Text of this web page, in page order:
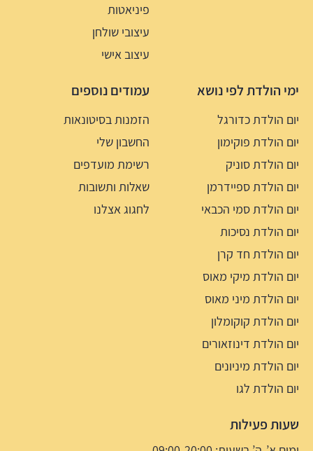
פיניאטות
עיצובי שולחן
עיצוב אישי
ימי הולדת לפי נושא
יום הולדת כדורגל
יום הולדת פוקימון
יום הולדת סוניק
יום הולדת ספיידרמן
יום הולדת סמי הכבאי
יום הולדת נסיכות
יום הולדת חד קרן
יום הולדת מיקי מאוס
יום הולדת מיני מאוס
יום הולדת קוקומלון
יום הולדת דינוזאורים
יום הולדת מיניונים
יום הולדת לגו
עמודים נוספים
הזמנות בסיטונאות
החשבון שלי
רשימת מועדפים
שאלות ותשובות
לחגוג אצלנו
שעות פעילות